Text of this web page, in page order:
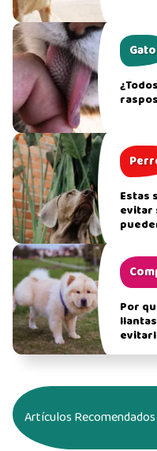
Gato
Estas
evitar
Por
Artículos Recomendados